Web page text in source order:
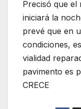
Precisó que el
iniciará la
prevé que en
condiciones,
vialidad
pavimento es
CRECE